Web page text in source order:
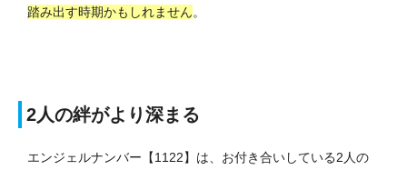
踏み出す時期かもしれません。
2人の絆がより深まる
エンジェルナンバー【1122】は、お付き合いしている2人の